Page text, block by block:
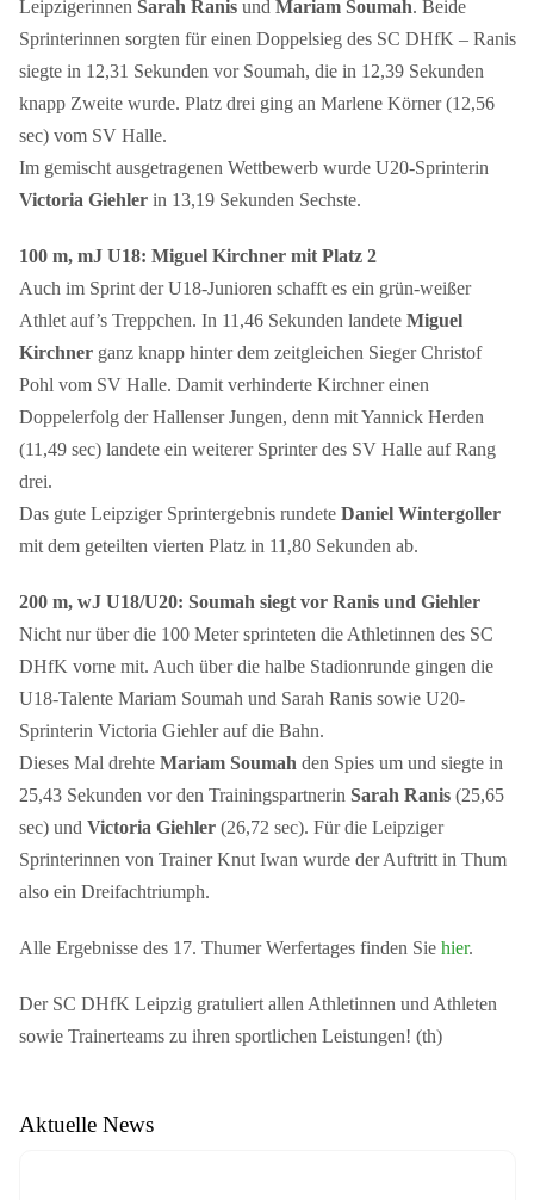
Leipzigerinnen Sarah Ranisund Mariam Soumah. Beide
Sprinterinnen sorgten für einen Doppelsieg des SC DHfK – Ranis
siegte in 12,31 Sekunden vor Soumah, die in 12,39 Sekunden
knapp Zweite wurde. Platz drei ging an Marlene Körner (12,56
sec) vom SV Halle.
Im gemischt ausgetragenen Wettbewerb wurde U20-Sprinterin
Victoria Giehlerin 13,19 Sekunden Sechste.
100 m, mJ U18: Miguel Kirchner mit Platz 2
Auch im Sprint der U18-Junioren schafft es ein grün-weißer
Athlet auf’s Treppchen. In 11,46 Sekunden landete Miguel
Kirchnerganz knapp hinter dem zeitgleichen Sieger Christof
Pohl vom SV Halle. Damit verhinderte Kirchner einen
Doppelerfolg der Hallenser Jungen, denn mit Yannick Herden
(11,49 sec) landete ein weiterer Sprinter des SV Halle auf Rang
drei.
Das gute Leipziger Sprintergebnis rundete Daniel Wintergoller
mit dem geteilten vierten Platz in 11,80 Sekunden ab.
200 m, wJ U18/U20: Soumah siegt vor Ranis und Giehler
Nicht nur über die 100 Meter sprinteten die Athletinnen des SC
DHfK vorne mit. Auch über die halbe Stadionrunde gingen die
U18-Talente Mariam Soumah und Sarah Ranis sowie U20-
Sprinterin Victoria Giehler auf die Bahn.
Dieses Mal drehte Mariam Soumah den Spies um und siegte in
25,43 Sekunden vor den Trainingspartnerin Sarah Ranis(25,65
sec) und Victoria Giehler(26,72 sec). Für die Leipziger
Sprinterinnen von Trainer Knut Iwan wurde der Auftritt in Thum
also ein Dreifachtriumph.
Alle Ergebnisse des 17. Thumer Werfertages finden Sie hier.
Der SC DHfK Leipzig gratuliert allen Athletinnen und Athleten
sowie Trainerteams zu ihren sportlichen Leistungen! (th)
Aktuelle News